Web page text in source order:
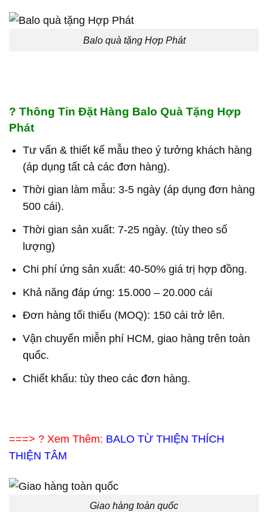
Balo quà tặng Hợp Phát
? Thông Tin Đặt Hàng Balo Quà Tặng Hợp
Phát
Tư vấn & thiết kế mẫu theo ý tưởng khách hàng
(áp dụng tất cả các đơn hàng).
Thời gian làm mẫu: 3-5 ngày (áp dụng đơn hàng
500 cái).
Thời gian sản xuất: 7-25 ngày. (tùy theo số
lượng)
Chi phí ứng sản xuất: 40-50% giá trị hợp đồng.
Khả năng đáp ứng: 15.000 – 20.000 cái
Đơn hàng tối thiểu (MOQ): 150 cái trở lên.
Vận chuyển miễn phí HCM, giao hàng trên toàn
quốc.
Chiết khấu: tùy theo các đơn hàng.
===> ? Xem Thêm: BALO TỪ THIỆN THÍCH
THIỆN TÂM
Giao hàng toàn quốc